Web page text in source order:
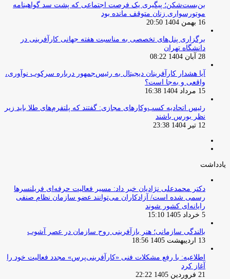
بن‌بست‌شکن؛ پیگیری یک فرصت اجتماعی که پشت سد گواهینامه
موتورسواری زنان متوقف مانده بود
16 بهمن 1404 20:50
برگزاری پنل‌های تخصصی به مناسبت هفته جهانی کارآفرینی در
دانشگاه تهران
28 آبان 1404 08:22
آیا هشدار کارآفرینان دیجیتال به رئیس‌جمهور درباره سرکوب نوآوری،
واقعی و به‌جا است؟
15 مرداد 1404 16:38
‏رئیس اتحادیه کسب‌وکارهای مجازی: گفتند که پلتفرم‌های طلا باید زیر
نظر بورس باشند
12 تیر 1404 23:38
یادداشت
دکتر محمدعلی نژادیان خبر داد: مسیر فعالیت حرفه‌ای فریلنسرها
رسمی شده است/ آزادکاران می‌توانند عضو سازمان نظام صنفی
رایانه‌ای کشور شوند
5 خرداد 1405 15:10
بالندگی سازمانی؛ هنر بازآفرینی روح سازمان در عصر آشوب
13 اردیبهشت 1405 18:56
اطلاعیه: با رفع مشکلات فنی «کارآفرینی‌پرس» مجدد فعالیت خود را
آغاز کرد
21 فروردین 1405 22:22